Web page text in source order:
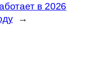
в 2026
→